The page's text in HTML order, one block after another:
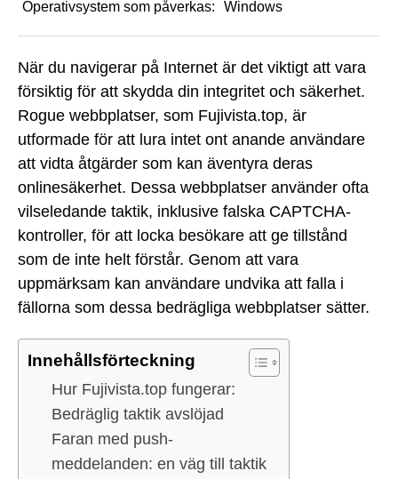
Operativsystem som påverkas:
Windows
När du navigerar på Internet är det viktigt att vara
försiktig för att skydda din integritet och säkerhet.
Rogue webbplatser, som Fujivista.top, är
utformade för att lura intet ont anande användare
att vidta åtgärder som kan äventyra deras
onlinesäkerhet. Dessa webbplatser använder ofta
vilseledande taktik, inklusive falska CAPTCHA-
kontroller, för att locka besökare att ge tillstånd
som de inte helt förstår. Genom att vara
uppmärksam kan användare undvika att falla i
fällorna som dessa bedrägliga webbplatser sätter.
Innehållsförteckning
Hur Fujivista.top fungerar:
Bedräglig taktik avslöjad
Faran med push-
meddelanden: en väg till taktik